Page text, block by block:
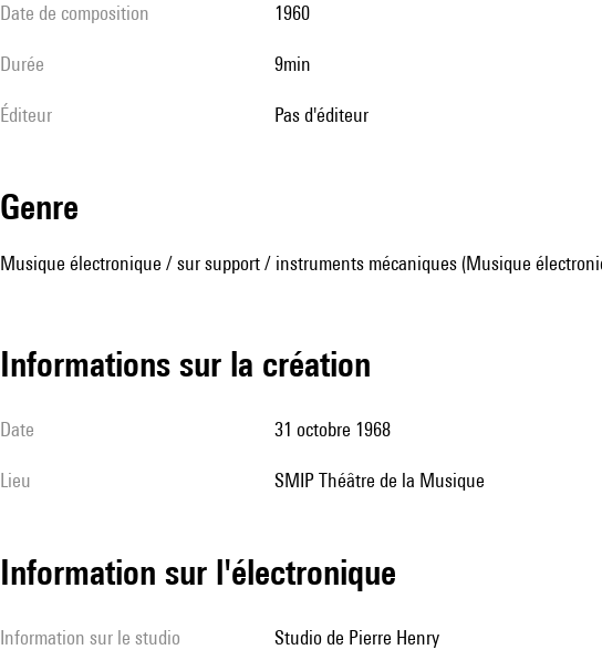
date de composition 1960
durée 9min
éditeur pas d'éditeur
genre
Musique électronique / sur support / instruments mécaniques (Musique
informations sur la création
date 31 octobre 1968
lieu SMIP Théâtre de la Musique
Information sur l'électronique
Information sur le studio Studio de Pierre Henry